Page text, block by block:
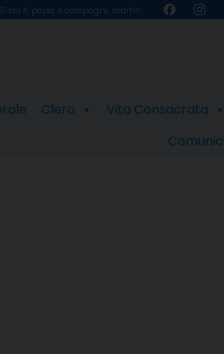
II, papa, e compagni, martiri Facebook
Clero Vita Consacrata